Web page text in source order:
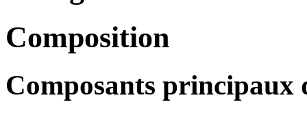
Composition
Composants principaux